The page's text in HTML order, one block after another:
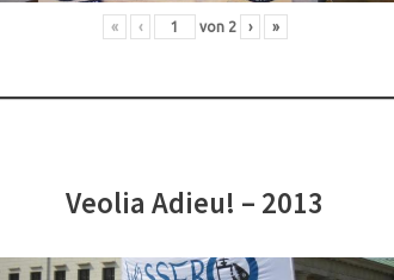
« ‹ von 2 › »
Veolia Adieu! – 2013